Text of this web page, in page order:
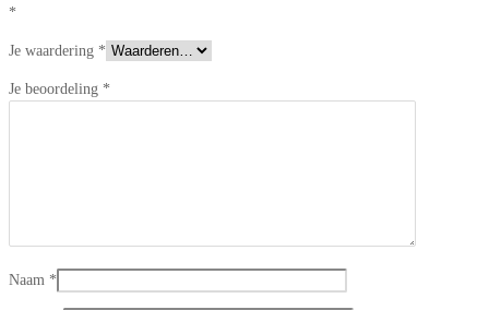
*
Je waardering *
Je beoordeling *
Naam *